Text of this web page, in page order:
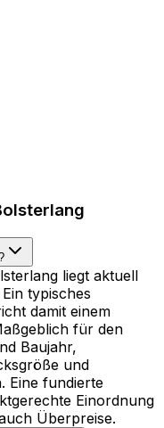
liegt aktuell
typisches
damit einem
für den
Baujahr,
und
Eine fundierte
Einordnung
Überpreise.